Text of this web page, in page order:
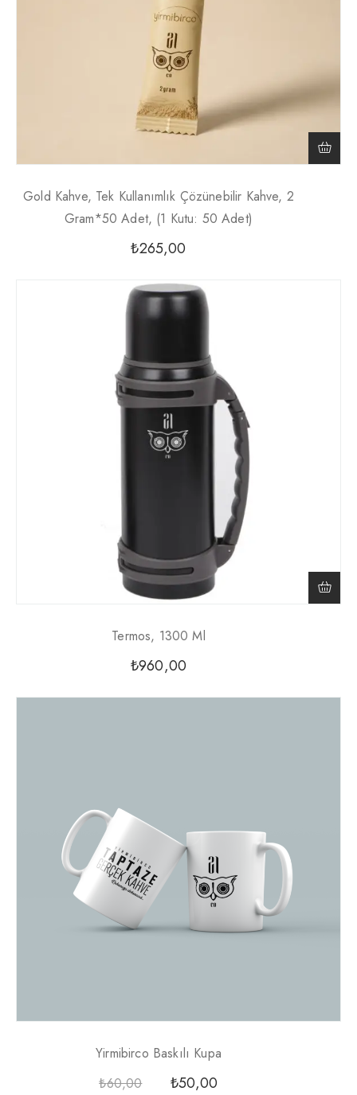
Gold Kahve, Tek Kullanımlık Çözünebilir Kahve, 2
Gram*50 Adet, (1 Kutu: 50 Adet)
₺265,00
Termos, 1300 Ml
₺960,00
Yirmibirco Baskılı Kupa
₺60,00 ₺50,00